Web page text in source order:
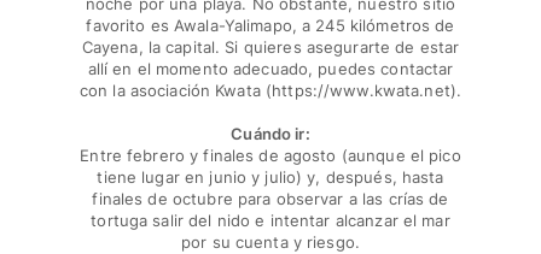
favorito es Awala-Yalimapo, a 245 kilómetros de
Cayena, la capital. Si quieres asegurarte de estar
allí en el momento adecuado, puedes contactar
con la asociación Kwata (https://www.kwata.net).
Cuándo ir:
Entre febrero y finales de agosto (aunque el pico
tiene lugar en junio y julio) y, después, hasta
finales de octubre para observar a las crías de
tortuga salir del nido e intentar alcanzar el mar
por su cuenta y riesgo.